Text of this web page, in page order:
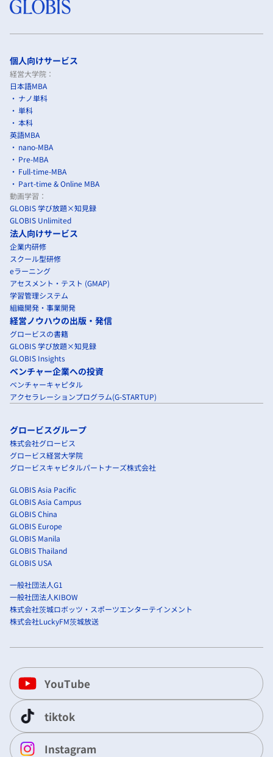
個人向けサービス
経営大学院：
日本語MBA
ナノ単科
単科
本科
英語MBA
nano-MBA
Pre-MBA
Full-time-MBA
Part-time & Online MBA
動画学習：
GLOBIS 学び放題×知見録
GLOBIS Unlimited
法人向けサービス
企業内研修
スクール型研修
eラーニング
アセスメント・テスト (GMAP)
学習管理システム
組織開発・事業開発
経営ノウハウの出版・発信
グロービスの書籍
GLOBIS 学び放題×知見録
GLOBIS Insights
ベンチャー企業への投資
ベンチャーキャピタル
アクセラレーションプログラム(G-STARTUP)
グロービスグループ
株式会社グロービス
グロービス経営大学院
グロービスキャピタルパートナーズ株式会社
GLOBIS Asia Pacific
GLOBIS Asia Campus
GLOBIS China
GLOBIS Europe
GLOBIS Manila
GLOBIS Thailand
GLOBIS USA
一般社団法人G1
一般社団法人KIBOW
株式会社茨城ロボッツ・スポーツエンターテインメント
株式会社LuckyFM茨城放送
YouTube
tiktok
Instagram